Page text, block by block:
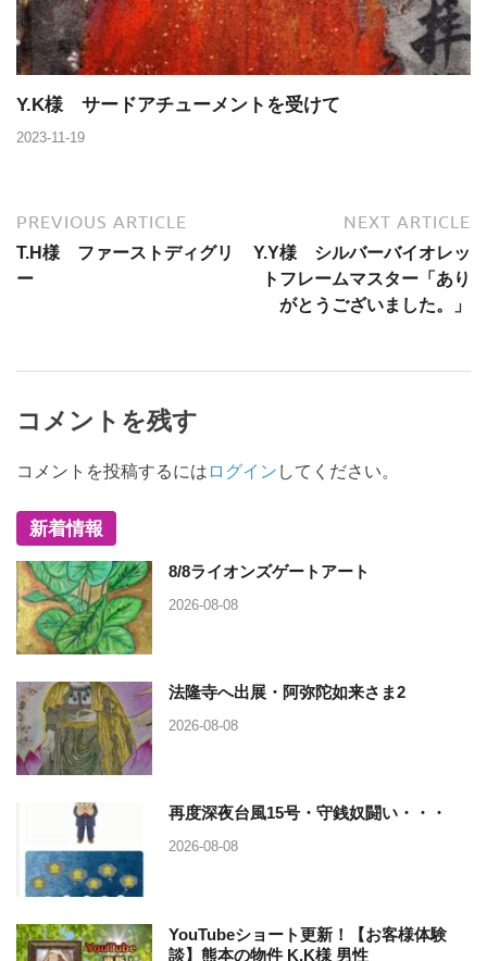
Y.K様 サードアチューメントを受けて
2023-11-19
PREVIOUS ARTICLE
T.H様 ファーストディグリ
ー
NEXT ARTICLE
Y.Y様 シルバーバイオレッ
トフレームマスター「あり
がとうございました。」
コメントを残す
コメントを投稿するには ログイン してください。
新着情報
8/8ライオンズゲートアート
2026-08-08
法隆寺へ出展・阿弥陀如来さま2
2026-08-08
再度深夜台風15号・守銭奴闘い・・・
2026-08-08
YouTubeショート更新！【お客様体験
談】熊本の物件 K.K様 男性